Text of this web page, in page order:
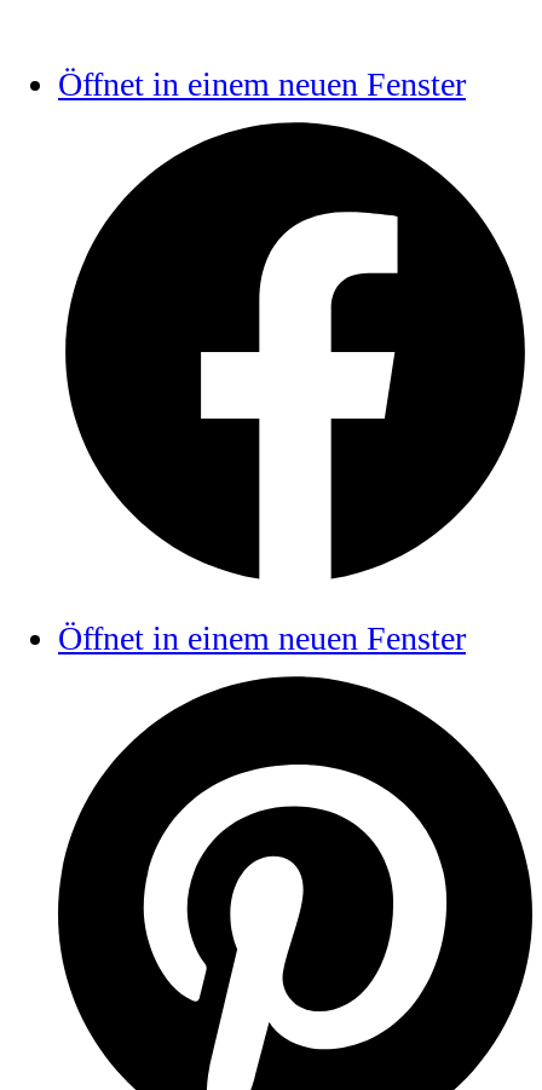
Öffnet in einem neuen Fenster
Öffnet in einem neuen Fenster